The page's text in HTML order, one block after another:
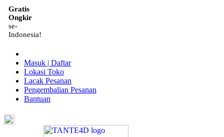
Gratis
Ongkir
se-
Indonesia!
Masuk | Daftar
Lokasi Toko
Lacak Pesanan
Pengembalian Pesanan
Bantuan